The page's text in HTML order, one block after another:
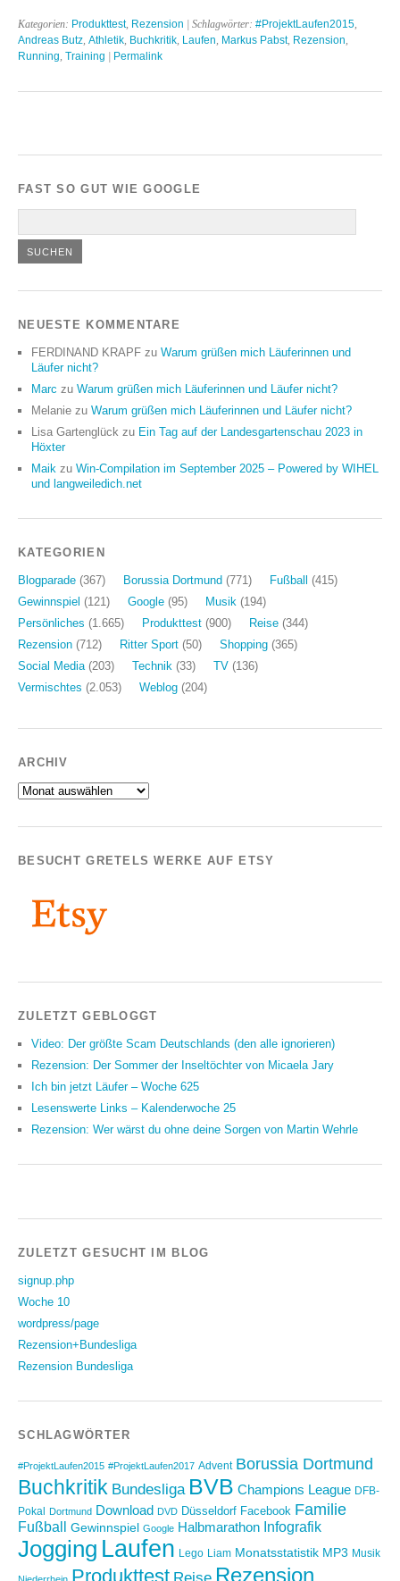
Kategorien: Produkttest, Rezension | Schlagwörter: #ProjektLaufen2015
Andreas Butz Athletik Buchkritik Laufen Markus Pabst, Rezension
Running Training | Permalink
FAST SO GUT WIE GOOGLE
NEUESTE KOMMENTARE
FERDINAND KRAPF zu Warum grüßen mich Läuferinnen und
Läufer nicht?
Marc zu Warum grüßen mich Läuferinnen und Läufer nicht?
Melanie zu Warum grüßen mich Läuferinnen und Läufer nicht?
Lisa Gartenglück zu Ein Tag auf der Landesgartenschau 2023 in
Höxter
Maik zu Win-Compilation im September 2025 – Powered by WIHEL
und langweiledich.net
KATEGORIEN
Blogparade (367) Borussia Dortmund (771) Fußball
(415)
Gewinnspiel (121) Google (95) Musik (194)
Persönliches (1.665) Produkttest (900) Reise (344)
Rezension (712) Ritter Sport (50) Shopping (365)
Social Media (203) Technik (33) TV (136)
Vermischtes (2.053) Weblog (204)
ARCHIV
Archiv
BESUCHT GRETELS WERKE AUF ETSY
ZULETZT GEBLOGGT
Video: Der größte Scam Deutschlands (den alle ignorieren)
Rezension: Der Sommer der Inseltöchter von Micaela Jary
Ich bin jetzt Läufer – Woche 625
Lesenswerte Links – Kalenderwoche 25
Rezension: Wer wärst du ohne deine Sorgen von Martin Wehrle
ZULETZT GESUCHT IM BLOG
signup.php
Woche 10
wordpress/page
Rezension+Bundesliga
Rezension Bundesliga
SCHLAGWÖRTER
#ProjektLaufen2015 #ProjektLaufen2017 Advent Borussia Dortmund
Buchkritik Bundesliga BVB Champions League DFB-
Pokal Dortmund Download DVD Düsseldorf Facebook Familie
Fußball Gewinnspiel Google Halbmarathon Infografik
Jogging Laufen Lego Liam Monatsstatistik MP3 Musik
Produkttest Reise Rezension